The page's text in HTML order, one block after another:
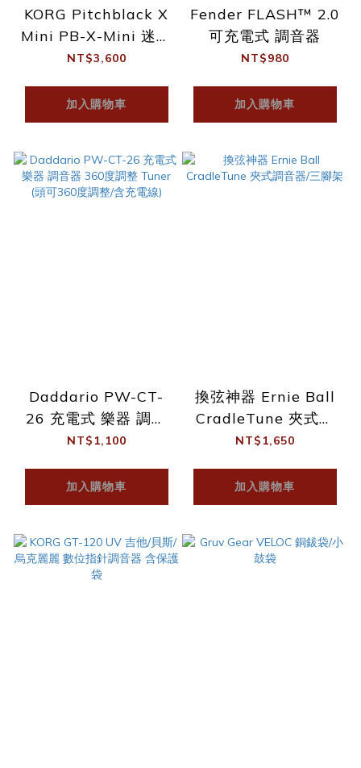
KORG Pitchblack X
Mini PB-X-Mini 迷你
地板式 調音器
NT$3,600
加入購物車
Fender FLASH™ 2.0
可充電式 調音器
NT$980
加入購物車
Daddario PW-CT-
26 充電式 樂器 調音
器 360度調整 Tuner
電線)
NT$1,100
加入購物車
換弦神器 Ernie Ball
CradleTune 夾式調
音器/三腳架
NT$1,650
加入購物車